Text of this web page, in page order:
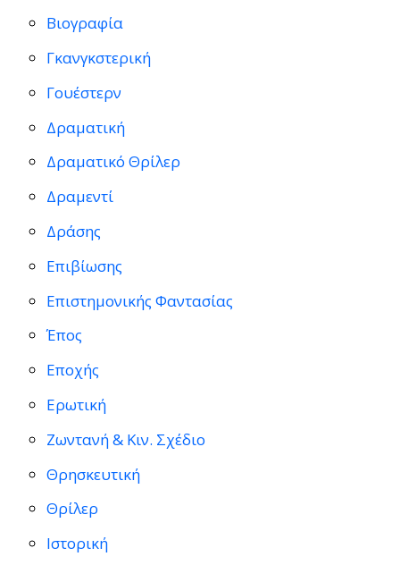
Βιογραφία
Γκανγκστερική
Γουέστερν
Δραματική
Δραματικό Θρίλερ
Δραμεντί
Δράσης
Επιβίωσης
Επιστημονικής Φαντασίας
Έπος
Εποχής
Ερωτική
Ζωντανή & Κιν. Σχέδιο
Θρησκευτική
Θρίλερ
Ιστορική